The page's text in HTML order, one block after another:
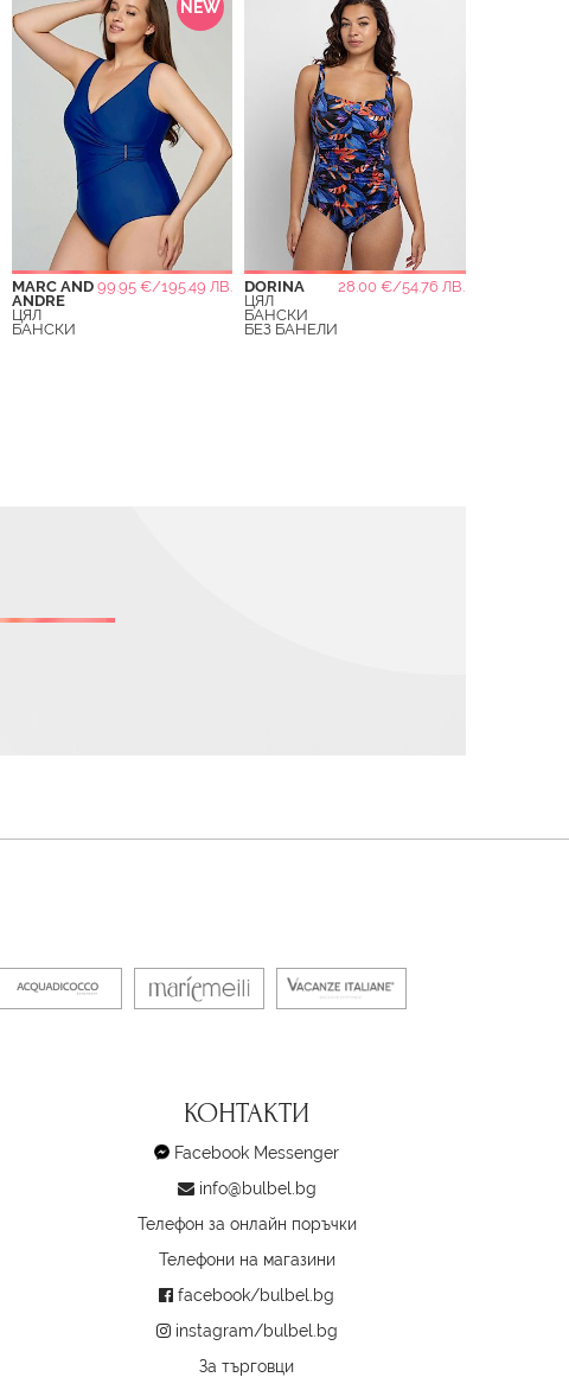
NEW
MARC AND
ANDRE
99.95 €/195.49 ЛВ.
ЦЯЛ
БАНСКИ
DORINA
28.00 €/54.76 ЛВ.
ЦЯЛ
БАНСКИ
БЕЗ БАНЕЛИ
КОНТАКТИ
Facebook Messenger
info@bulbel.bg
Телефон за онлайн поръчки
Телефони на магазини
facebook/bulbel.bg
instagram/bulbel.bg
За търговци